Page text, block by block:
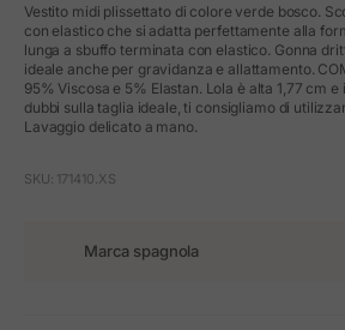
Vestito midi plissettato di colore verde bosco.
con elastico che si adatta perfettamente alla
lunga a sbuffo terminata con elastico. Gonna
ideale anche per gravidanza e allattamento.
95% Viscosa e 5% Elastan. Lola è alta 1,77 cm e
dubbi sulla taglia ideale, ti consigliamo di
Lavaggio delicato a mano.
SKU: 171410.XS
Marca spagnola